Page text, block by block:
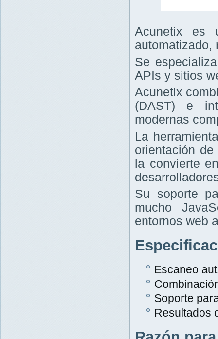
Acunetix es
automatizado,
Se
APIs y sitios
Acunetix
(DAST) e
modernas
La
orientación
la convierte
Su soporte
mucho
entornos web
Escaneo
Soporte
Resultados